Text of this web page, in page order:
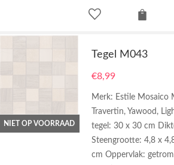
NIET OP VOORRAAD
Tegel M043
€8,99
Merk: Estile Mosaico
Travertin, Yawood,
tegel: 30 x 30 cm
Steengrootte: 4,8 x
cm Oppervlak: